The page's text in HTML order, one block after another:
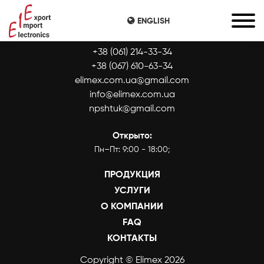
ENGLISH
+38 (061) 214-33-34
+38 (067) 610-63-34
elimex.com.ua@gmail.com
info@elimex.com.ua
npshtuk@gmail.com
Открыто:
Пн–Пт: 9:00 - 18:00;
ПРОДУКЦИЯ
УСЛУГИ
О КОМПАНИИ
FAQ
КОНТАКТЫ
Copyright © Elimex 2026